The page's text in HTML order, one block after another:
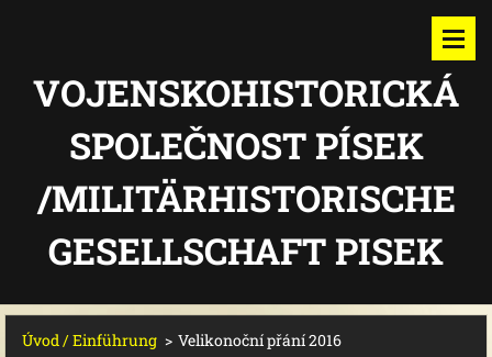
VOJENSKOHISTORICKÁ
SPOLEČNOST PÍSEK
/MILITÄRHISTORISCHE
GESELLSCHAFT PISEK
Úvod / Einführung > Velikonoční přání 2016